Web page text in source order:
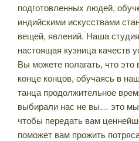
подготовленных людей,
индийскими искусствами
вещей, явлений. Наша
настоящая кузница качеств
Вы можете полагать, что
конце концов, обучаясь в
танца продолжительное
выбирали нас не вы… это
чтобы передать вам
поможет вам прожить